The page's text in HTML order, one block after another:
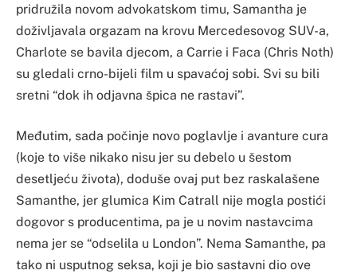
pridružila novom advokatskom timu, Samantha je
doživljavala orgazam na krovu Mercedesovog SUV-a,
Charlote se bavila djecom, a Carrie i Faca (Chris Noth)
su gledali crno-bijeli film u spavaćoj sobi. Svi su bili
sretni “dok ih odjavna špica ne rastavi”.
Međutim, sada počinje novo poglavlje i avanture cura
(koje to više nikako nisu jer su debelo u šestom
desetljeću života), doduše ovaj put bez raskalašene
Samanthe, jer glumica Kim Catrall nije mogla postići
dogovor s producentima, pa je u novim nastavcima
nema jer se “odselila u London”. Nema Samanthe, pa
tako ni usputnog seksa, koji je bio sastavni dio ove